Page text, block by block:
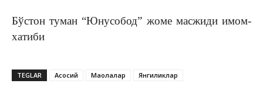
Бўстон туман “Юнусобод” жоме масжиди имом-
хатиби
TEGLAR Асосий Мақолалар Янгиликлар